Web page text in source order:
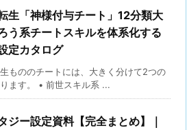
生「神様付与チート」12分類大
う系チートスキルを体系化する
定カタログ
もののチートには、大きく分けて2つの
ます。 • 前世スキル系 ...
ジー設定資料【完全まとめ】｜